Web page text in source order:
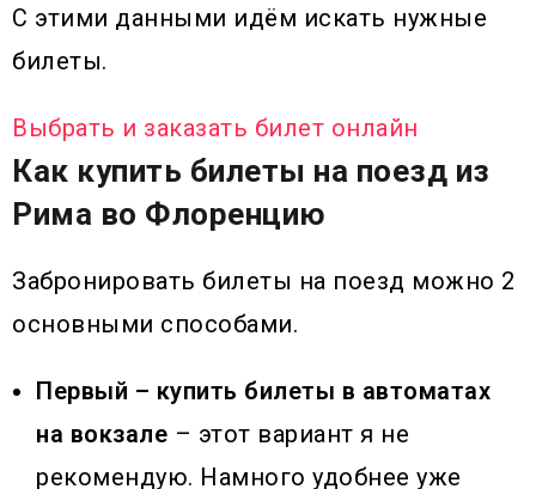
С этими данными идём искать нужные
билеты.
Выбрать и заказать билет онлайн
Как купить билеты на поезд из
Рима во Флоренцию
Забронировать билеты на поезд можно 2
основными способами.
Первый – купить билеты в автоматах
на вокзале – этот вариант я не
рекомендую. Намного удобнее уже